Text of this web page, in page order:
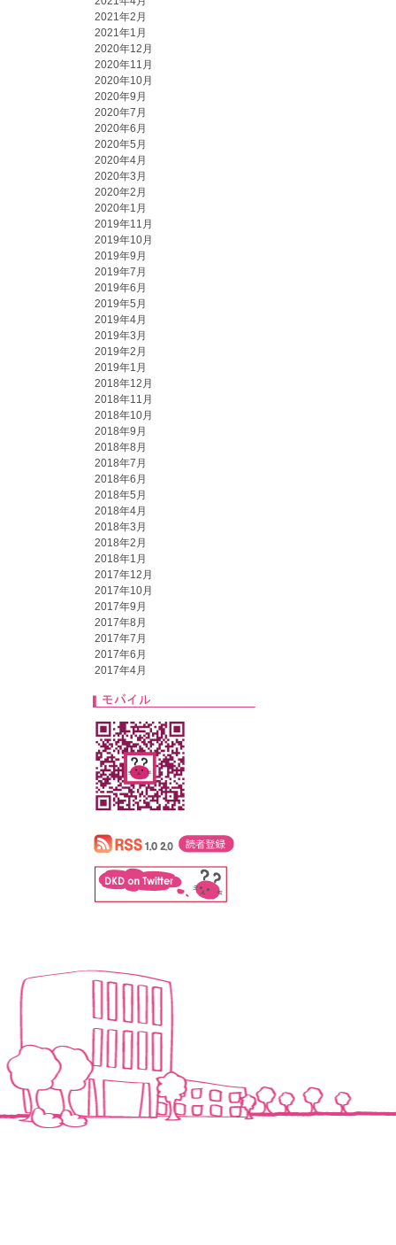
2021年2月
2021年1月
2020年12月
2020年11月
2020年10月
2020年9月
2020年7月
2020年6月
2020年5月
2020年4月
2020年3月
2020年2月
2020年1月
2019年11月
2019年10月
2019年9月
2019年7月
2019年6月
2019年5月
2019年4月
2019年3月
2019年2月
2019年1月
2018年12月
2018年11月
2018年10月
2018年9月
2018年8月
2018年7月
2018年6月
2018年5月
2018年4月
2018年3月
2018年2月
2018年1月
2017年12月
2017年10月
2017年9月
2017年8月
2017年7月
2017年6月
2017年4月